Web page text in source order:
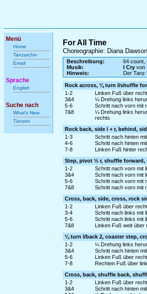
Menü
Home
Tanzarchiv
Email
Sprache
English
Suche nach
What's New
Tänzen
For All Time
Choreographie: Diana Dawson
Beschreibung:
64 count,
Musik:
I Cryvon
Hinweis:
Der Tanz
Rock across, ¼ turn l/shuffle
1-2
Linken Fuß über
3&4
¼ Drehung links
5-6
Schritt nach vorn mit
7&8
¼ Drehung links
rechts
Rock back, side l + r, behind,
1-3
Schritt nach hinten
4-6
Schritt nach hinten
7-8
Linken Fuß hinter
Step, pivot ½ r, shuffle
1-2
Schritt nach vorn mit
3&4
Schritt nach vorn mit
5-6
Schritt nach vorn mit
7&8
Schritt nach vorn mit
Cross, back, side, cross, rock
1-2
Linken Fuß über
3-4
Schritt nach links mit
5-6
Schritt nach links mit
7&8
Linken Fuß weit über
¼ turn l/back 2, coaster step,
1-2
¼ Drehung links
3&4
Schritt nach hinten
5-6
Linken Fuß über
7-8
Rechten Fuß über
Cross, back, shuffle back,
1-2
Linken Fuß über
3&4
Schritt nach hinten